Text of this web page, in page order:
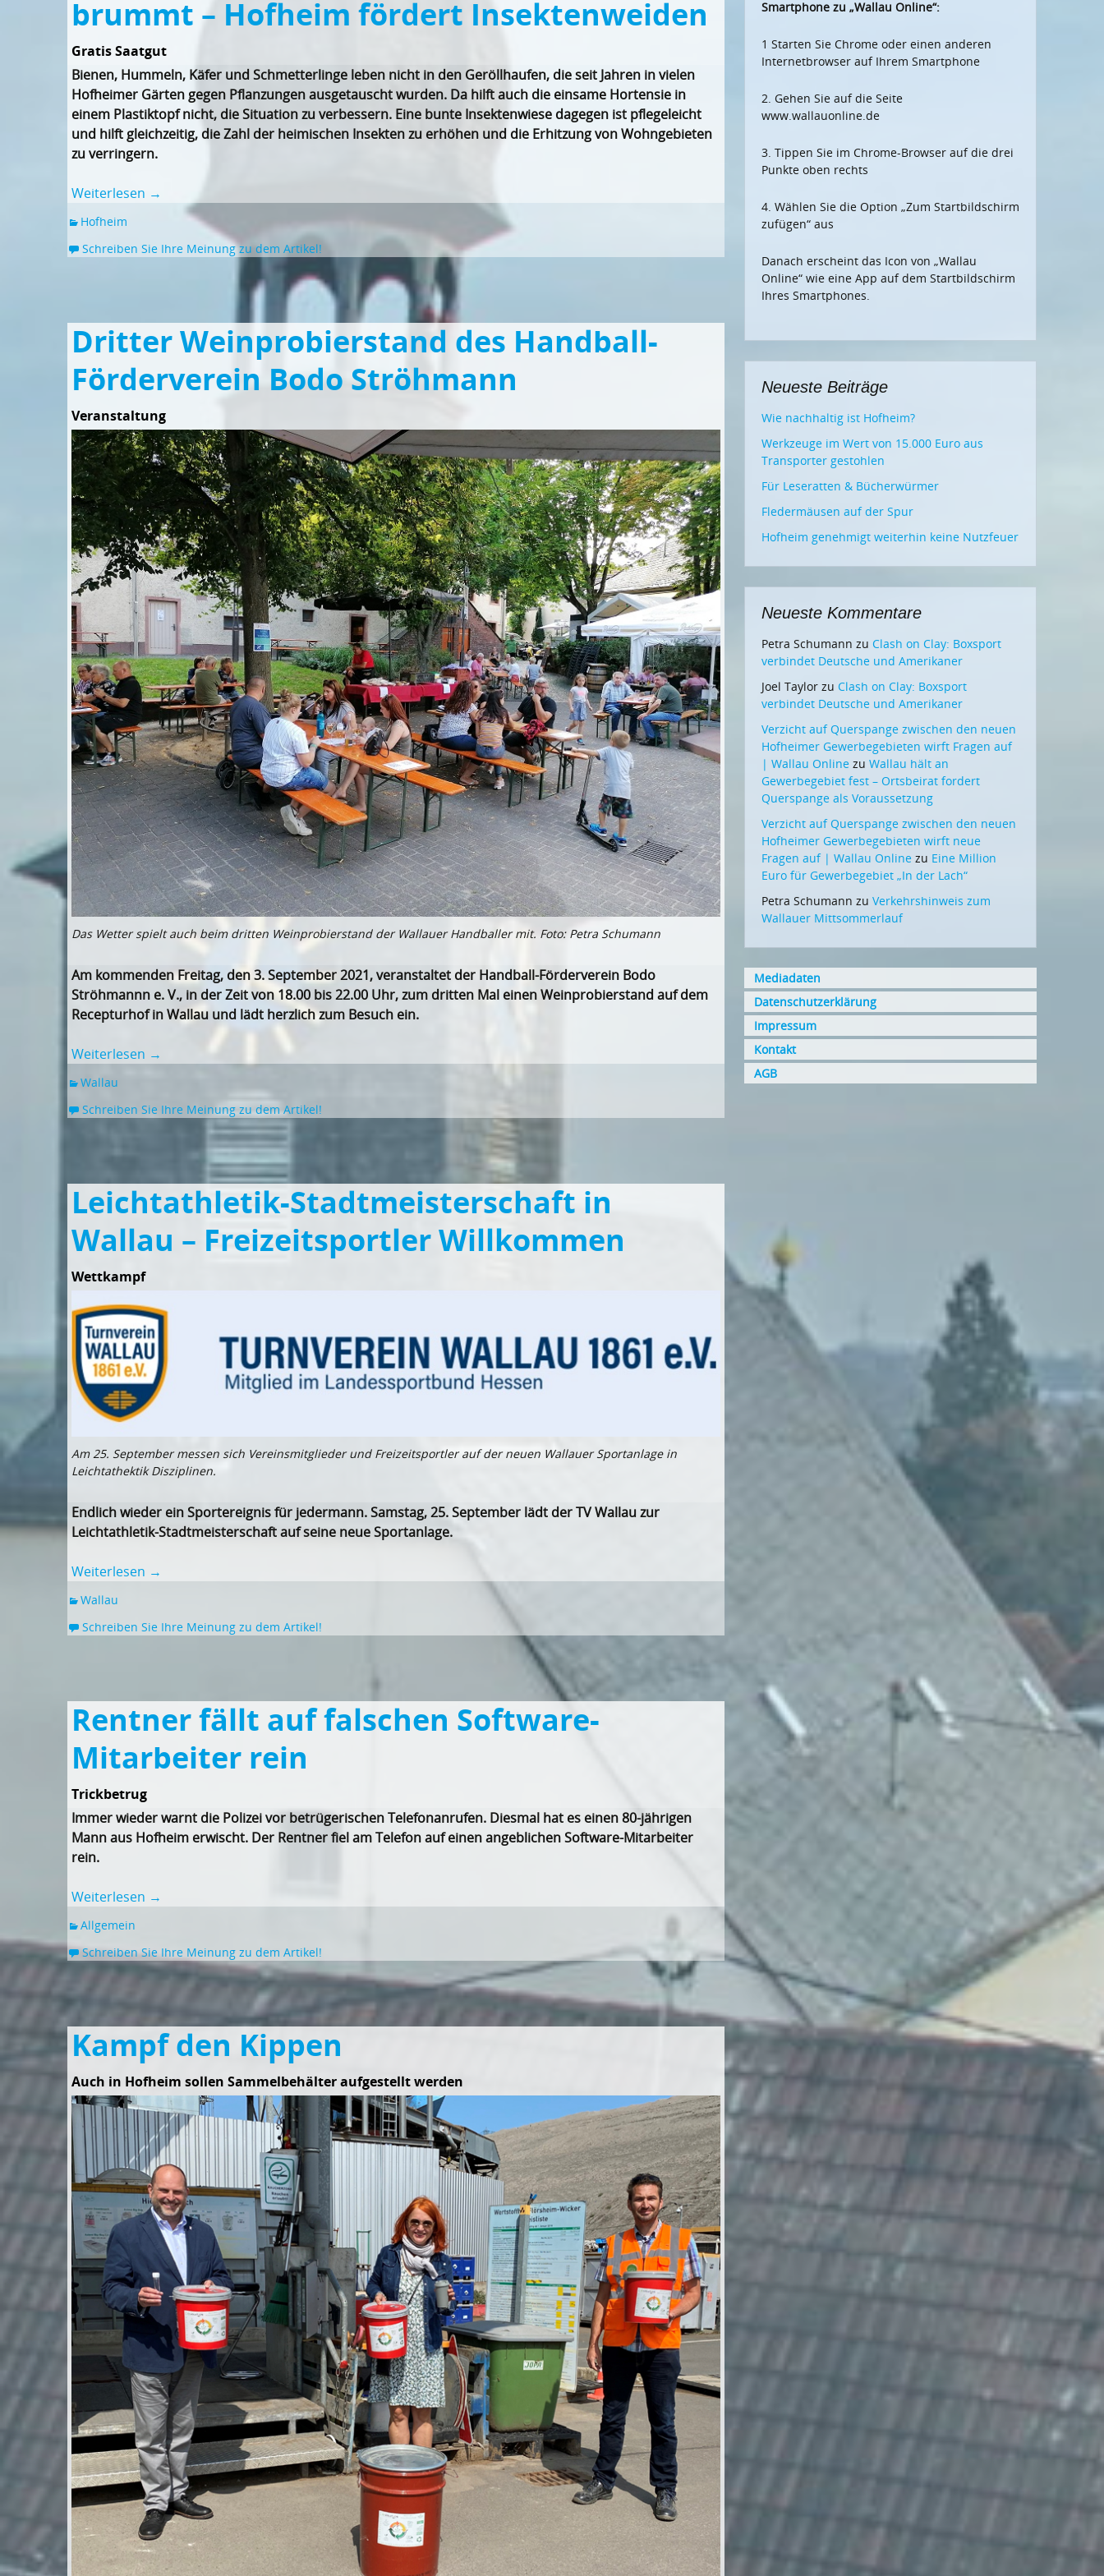
brummt – Hofheim fördert Insektenweiden
Gratis Saatgut
Bienen, Hummeln, Käfer und Schmetterlinge leben nicht in den Geröllhaufen, die seit Jahren in vielen
Hofheimer Gärten gegen Pflanzungen ausgetauscht wurden. Da hilft auch die einsame Hortensie in
einem Plastiktopf nicht, die Situation zu verbessern. Eine bunte Insektenwiese dagegen ist pflegeleicht
und hilft gleichzeitig, die Zahl der heimischen Insekten zu erhöhen und die Erhitzung von Wohngebieten
zu verringern.
Weiterlesen →
Hofheim
Schreiben Sie Ihre Meinung zu dem Artikel!
Dritter Weinprobierstand des Handball-
Förderverein Bodo Ströhmann
Veranstaltung
Das Wetter spielt auch beim dritten Weinprobierstand der Wallauer Handballer mit. Foto: Petra Schumann
Am kommenden Freitag, den 3. September 2021, veranstaltet der Handball-Förderverein Bodo
Ströhmannn e. V., in der Zeit von 18.00 bis 22.00 Uhr, zum dritten Mal einen Weinprobierstand auf dem
Recepturhof in Wallau und lädt herzlich zum Besuch ein.
Weiterlesen →
Wallau
Schreiben Sie Ihre Meinung zu dem Artikel!
Leichtathletik-Stadtmeisterschaft in
Wallau – Freizeitsportler Willkommen
Wettkampf
Am 25. September messen sich Vereinsmitglieder und Freizeitsportler auf der neuen Wallauer Sportanlage in
Leichtathektik Disziplinen.
Endlich wieder ein Sportereignis für jedermann. Samstag, 25. September lädt der TV Wallau zur
Leichtathletik-Stadtmeisterschaft auf seine neue Sportanlage.
Weiterlesen →
Wallau
Schreiben Sie Ihre Meinung zu dem Artikel!
Rentner fällt auf falschen Software-
Mitarbeiter rein
Trickbetrug
Immer wieder warnt die Polizei vor betrügerischen Telefonanrufen. Diesmal hat es einen 80-jährigen
Mann aus Hofheim erwischt. Der Rentner fiel am Telefon auf einen angeblichen Software-Mitarbeiter
rein.
Weiterlesen →
Allgemein
Schreiben Sie Ihre Meinung zu dem Artikel!
Kampf den Kippen
Auch in Hofheim sollen Sammelbehälter aufgestellt werden
Smartphone zu „Wallau Online“:
1 Starten Sie Chrome oder einen anderen
Internetbrowser auf Ihrem Smartphone
2. Gehen Sie auf die Seite
www.wallauonline.de
3. Tippen Sie im Chrome-Browser auf die drei
Punkte oben rechts
4. Wählen Sie die Option „Zum Startbildschirm
zufügen“ aus
Danach erscheint das Icon von „Wallau
Online“ wie eine App auf dem Startbildschirm
Ihres Smartphones.
Neueste Beiträge
Wie nachhaltig ist Hofheim?
Werkzeuge im Wert von 15.000 Euro aus
Transporter gestohlen
Für Leseratten & Bücherwürmer
Fledermäusen auf der Spur
Hofheim genehmigt weiterhin keine Nutzfeuer
Neueste Kommentare
Petra Schumann zu Clash on Clay: Boxsport
verbindet Deutsche und Amerikaner
Joel Taylor zu Clash on Clay: Boxsport
verbindet Deutsche und Amerikaner
Verzicht auf Querspange zwischen den neuen
Hofheimer Gewerbegebieten wirft Fragen auf
| Wallau Online zu Wallau hält an
Gewerbegebiet fest – Ortsbeirat fordert
Querspange als Voraussetzung
Verzicht auf Querspange zwischen den neuen
Hofheimer Gewerbegebieten wirft neue
Fragen auf | Wallau Online zu Eine Million
Euro für Gewerbegebiet „In der Lach“
Petra Schumann zu Verkehrshinweis zum
Wallauer Mittsommerlauf
Mediadaten
Datenschutzerklärung
Impressum
Kontakt
AGB